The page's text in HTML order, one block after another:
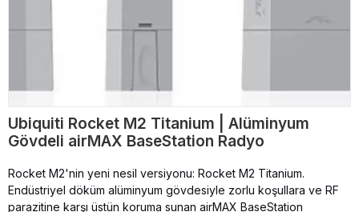
Ubiquiti Rocket M2 Titanium | Alüminyum
Gövdeli airMAX BaseStation Radyo
Rocket M2'nin yeni nesil versiyonu: Rocket M2 Titanium.
Endüstriyel döküm alüminyum gövdesiyle zorlu koşullara ve RF
parazitine karşı üstün koruma sunan airMAX BaseStation